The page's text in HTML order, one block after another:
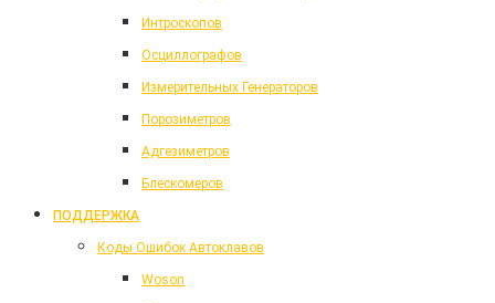
Интроскопов
Осциллографов
Измерительных Генераторов
Порозиметров
Адгезиметров
Блескомеров
ПОДДЕРЖКА
Коды Ошибок Автоклавов
Woson